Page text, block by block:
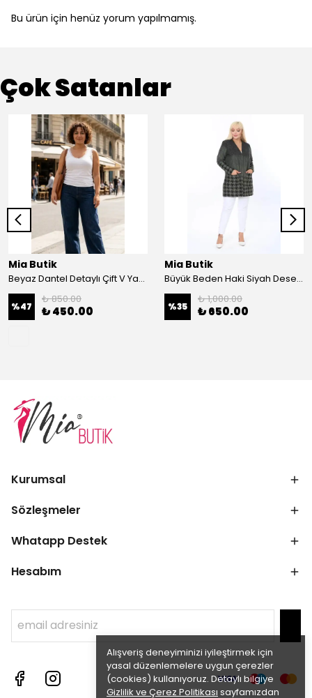
Alışveriş deneyiminizi iyileştirmek için
yasal düzenlemelere uygun çerezler
(cookies) kullanıyoruz. Detaylı bilgiye
Gizlilik ve Çerez Politikası sayfamızdan
Bu ürün için henüz yorum yapılmamış.
Çok Satanlar
Mia Butik
Beyaz Dantel Detaylı Çift V Yaka Karşkorse Esnek Bluz
%47
₺ 850.00
₺ 450.00
Mia Butik
Büyük Beden Haki Siyah Desenli Hırka
%35
₺ 1,000.00
₺ 650.00
Kurumsal
Sözleşmeler
Whatapp Destek
Hesabım